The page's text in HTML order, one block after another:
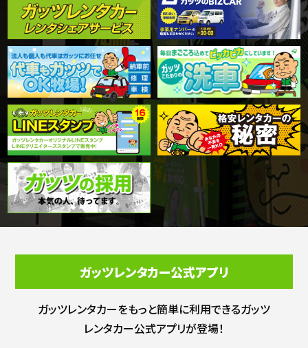
ガッツレンタカー公式アプリ
ガッツレンタカーをもっと簡単に利用できるガッツ
レンタカー公式アプリが登場！